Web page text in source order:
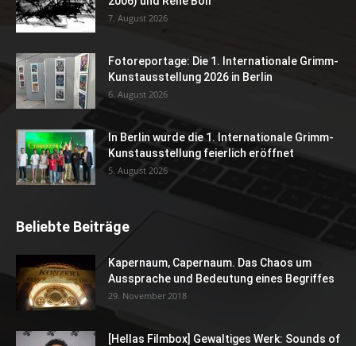
7. August 2026
Fotoreportage: Die 1. Internationale Grimm-
Kunstausstellung 2026 in Berlin
6. August 2026
In Berlin wurde die 1. Internationale Grimm-
Kunstausstellung feierlich eröffnet
5. August 2026
Beliebte Beiträge
Kapernaum, Capernaum. Das Chaos um
Aussprache und Bedeutung eines Begriffes
29. November 2018
[Hellas Filmbox] Gewaltiges Werk: Sounds of